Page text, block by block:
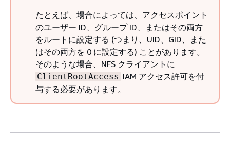
たとえば、場合によっては、アクセスポイント
のユーザー ID、グループ ID、またはその両方
をルートに設定する (つまり、UID、GID、また
はその両方を 0 に設定する) ことがあります。
そのような場合、NFS クライアントに
ClientRootAccess IAM アクセス許可を付
与する必要があります。